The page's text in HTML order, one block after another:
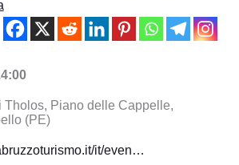
Tholos, Piano delle Cappelle,
(PE)
it/even…